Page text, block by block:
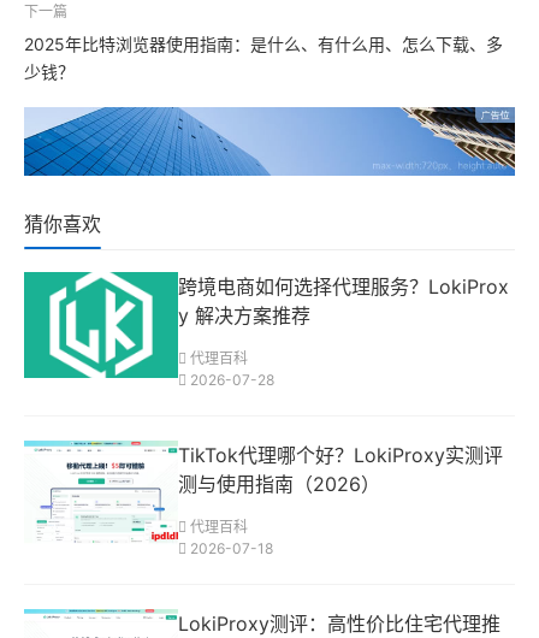
下一篇
2025年比特浏览器使用指南：是什么、有什么用、怎么下载、多
少钱？
猜你喜欢
跨境电商如何选择代理服务？LokiProx
y 解决方案推荐
代理百科
2026-07-28
TikTok代理哪个好？LokiProxy实测评
测与使用指南（2026）
代理百科
2026-07-18
LokiProxy测评：高性价比住宅代理推